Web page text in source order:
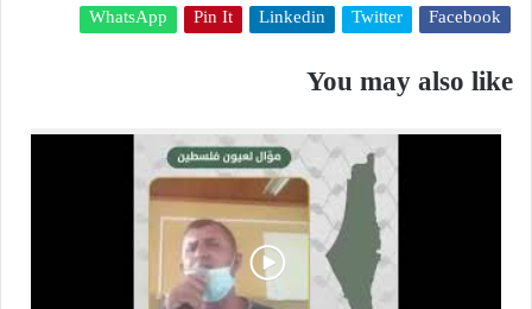
Facebook
Twitter
Linkedin
Pin It
WhatsApp
You may also like